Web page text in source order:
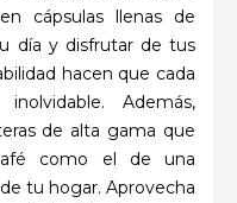
cápsulas llenas de
día y disfrutar de tus
hacen que cada
Además,
de alta gama que
como el de una
tu hogar. Aprovecha